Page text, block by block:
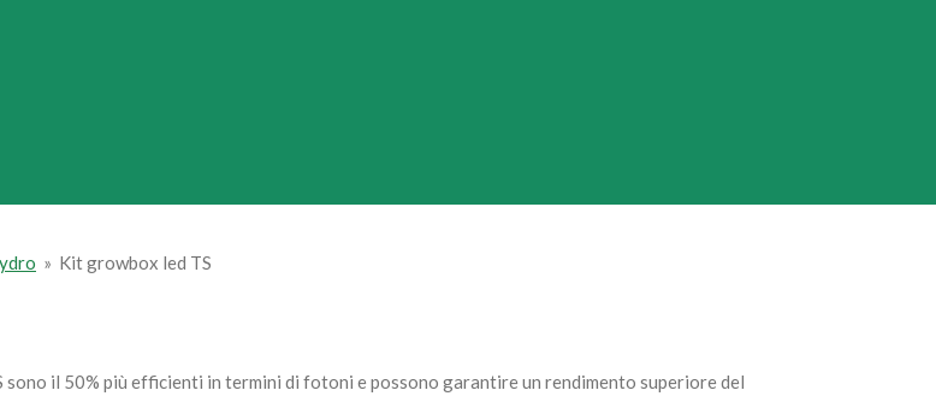
» Kit growbox led TS
sono il 50% più efficienti in termini di fotoni e possono garantire un rendimento superiore del